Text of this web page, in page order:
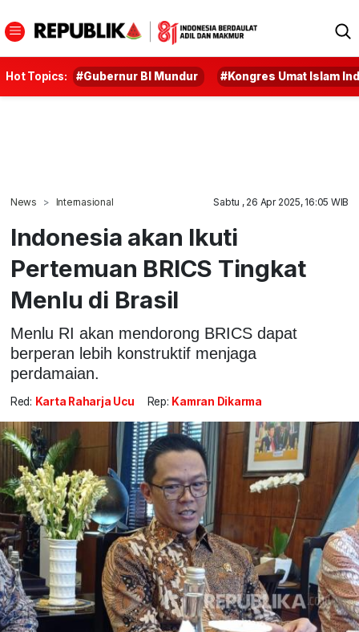
Hot Topics: #Gubernur BI Mundur #Kongres Umat Islam
News Internasional Sabtu , 26 Apr 2025, 16:05 WIB
Indonesia akan Ikuti
Pertemuan BRICS Tingkat
Menlu di Brasil
Menlu RI akan mendorong BRICS dapat
berperan lebih konstruktif menjaga
perdamaian.
Red: Karta Raharja Ucu Rep: Kamran Dikarma